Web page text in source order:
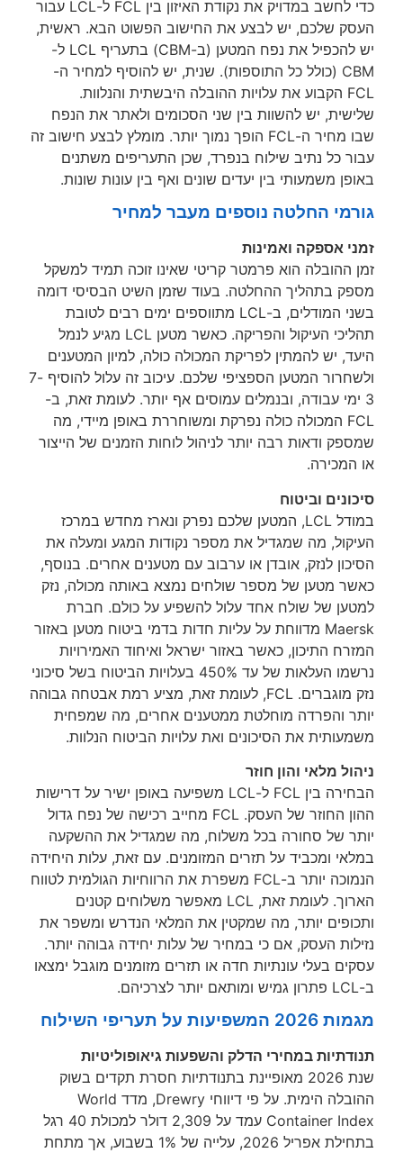
כדי לחשב במדויק את נקודת האיזון בין FCL ל-LCL עבור
שלכם, יש לבצע את החישוב הפשוט הבא. ראשית,
יש להכפיל את נפח המטען (ב-CBM) בתעריף LCL ל-
CBM (כולל כל התוספות). שנית, יש להוסיף למחיר ה-
FCL הקבוע את עלויות ההובלה היבשתית והנלוות.
יש להשוות בין שני הסכומים ולאתר את הנפח
שבו מחיר ה-FCL הופך נמוך יותר. מומלץ לבצע חישוב זה
כל נתיב שילוח בנפרד, שכן התעריפים משתנים
משמעותי בין יעדים שונים ואף בין עונות שונות.
החלטה נוספים מעבר למחיר
אספקה ואמינות
ההובלה הוא פרמטר קריטי שאינו זוכה תמיד למשקל
בתהליך ההחלטה. בעוד שזמן השיט הבסיסי דומה
בשני המודלים, ב-LCL מתווספים ימים רבים לטובת
תהליכי העיקול והפריקה. כאשר מטען LCL מגיע לנמל
יש להמתין לפריקת המכולה כולה, למיון המטענים
ולשחרור המטען הספציפי שלכם. עיכוב זה עלול להוסיף 7-
עבודה, ובנמלים עמוסים אף יותר. לעומת זאת, ב-
FCL המכולה כולה נפרקת ומשוחררת באופן מיידי, מה
ודאות רבה יותר לניהול לוחות הזמנים של הייצור
וביטוח
במודל LCL, המטען שלכם נפרק ונארז מחדש במרכז
מה שמגדיל את מספר נקודות המגע ומעלה את
לנזק, אובדן או ערבוב עם מטענים אחרים. בנוסף,
מטען של מספר שולחים נמצא באותה מכולה, נזק
של שולח אחד עלול להשפיע על כולם. חברת
Maersk מדווחת על עליות חדות בדמי ביטוח מטען באזור
התיכון, כאשר באזור ישראל ואיחוד האמירויות
נרשמו העלאות של עד 450% בעלויות הביטוח בשל סיכוני
נזק מוגברים. FCL, לעומת זאת, מציע רמת אבטחה גבוהה
והפרדה מוחלטת ממטענים אחרים, מה שמפחית
את הסיכונים ואת עלויות הביטוח הנלוות.
מלאי והון חוזר
הבחירה בין FCL ל-LCL משפיעה באופן ישיר על דרישות
ההון החוזר של העסק. FCL מחייב רכישה של נפח גדול
של סחורה בכל משלוח, מה שמגדיל את ההשקעה
ומכביד על תזרים המזומנים. עם זאת, עלות היחידה
הנמוכה יותר ב-FCL משפרת את הרווחיות הגולמית לטווח
הארוך. לעומת זאת, LCL מאפשר משלוחים קטנים
יותר, מה שמקטין את המלאי הנדרש ומשפר את
העסק, אם כי במחיר של עלות יחידה גבוהה יותר.
בעלי עונתיות חדה או תזרים מזומנים מוגבל ימצאו
על תעריפי השילוח
במחירי הדלק והשפעות גיאופוליטיות
שנת 2026 מאופיינת בתנודתיות חסרת תקדים בשוק
ההובלה הימית. על פי דיווחי Drewry, מדד World
Container Index עמד על 2,309 דולר למכולת 40 רגל
בתחילת אפריל 2026, עלייה של 1% בשבוע, אך מתחת